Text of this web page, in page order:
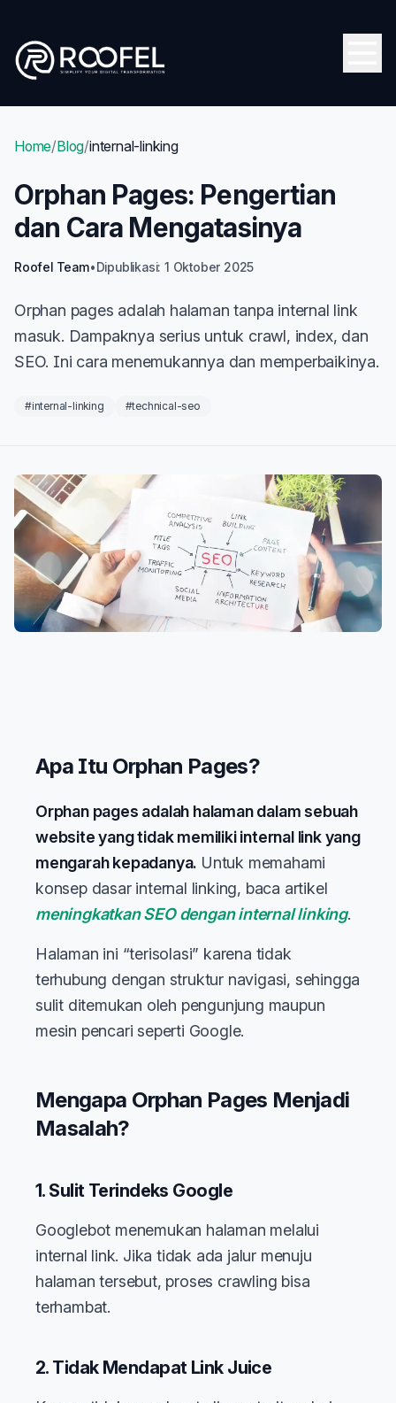
Home/Blog/internal-linking
Orphan Pages: Pengertian
dan Cara Mengatasinya
Roofel Team•Dipublikasi: 1 Oktober 2025
Orphan pages adalah halaman tanpa internal link
masuk. Dampaknya serius untuk crawl, index, dan
SEO. Ini cara menemukannya dan memperbaikinya.
#internal-linking #technical-seo
Apa Itu Orphan Pages?
Orphan pages adalah halaman dalam sebuah
website yang tidak memiliki internal link yang
mengarah kepadanya. Untuk memahami
konsep dasar internal linking, baca artikel
meningkatkan SEO dengan internal linking.
Halaman ini “terisolasi” karena tidak
terhubung dengan struktur navigasi, sehingga
sulit ditemukan oleh pengunjung maupun
mesin pencari seperti Google.
Mengapa Orphan Pages Menjadi
Masalah?
1. Sulit Terindeks Google
Googlebot menemukan halaman melalui
internal link. Jika tidak ada jalur menuju
halaman tersebut, proses crawling bisa
terhambat.
2. Tidak Mendapat Link Juice